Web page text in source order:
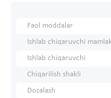
Faol moddalar
Ishlab chiqaruvchi
Ishlab chiqaruvchi
Chiqarilish shakli
Dozalash